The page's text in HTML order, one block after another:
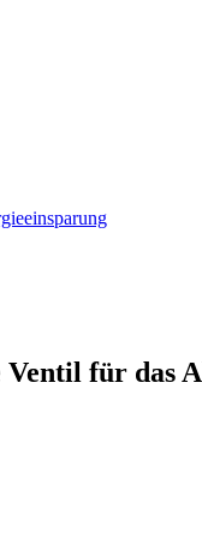
Ventil für das